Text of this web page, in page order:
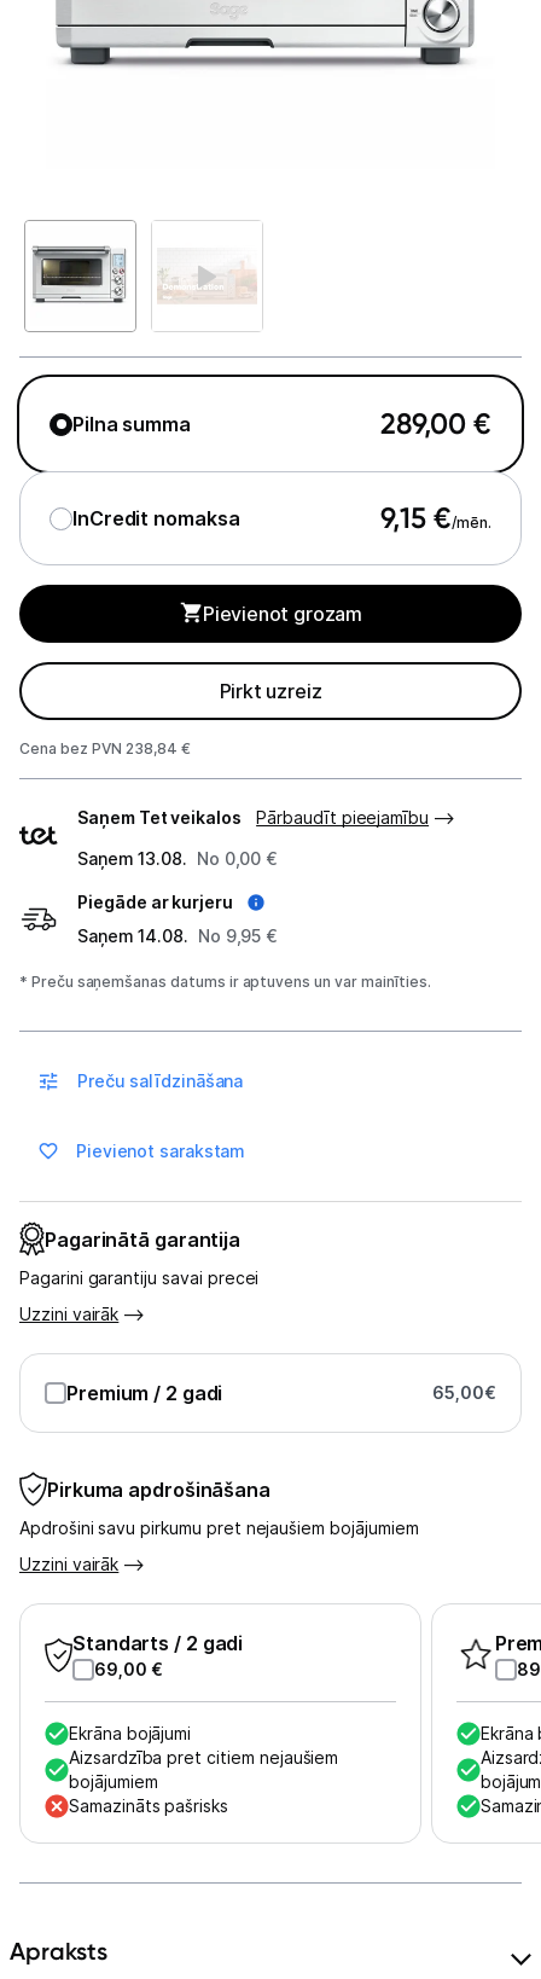
Telefoni, planšetdatori
Viedierīces
Mazā tehnika
Virtuves kombaini
Tosteri
Grili
Sulu spiedes
Gaļas maļamās mašīnas
Maizes krāsnis
Multivārāmie katli
Virtuves svari
Mazās cepeškrāsnis
Mazās plītis
Klimata iekārtas
Skaistumkopšana
Sports un atpūta
Ražotāju atjaunota tehnika
Vēlmju saraksts
Blogs
Pilna summa 289,00 €
InCredit nomaksa 9,15 €/mēn.
Pievienot grozam
Pirkt uzreiz
Cena bez PVN 238,84 €
veidi
Saņem Tet veikalos
Pārbaudīt pieejamību
Saņem 13.08. No 0,00 €
Piegāde ar kurjeru
Saņem 14.08. No 9,95 €
* Preču saņemšanas datums ir aptuvens un var mainīties.
Preču salīdzināšana
Pievienot sarakstam
Pirkuma apdrošināšana
Apdrošini savu pirkumu pret nejaušiem bojājumiem
Uzzini vairāk
Standarts / 2 gadi
69,00 €
Ekrāna bojājumi
Aizsardzība pret citiem nejaušiem
bojājumiem
Samazināts pašrisks
Ekrāna
Pagarinātā garantija
Pagarini garantiju savai precei
Uzzini vairāk
Premium / 2 gadi 65,00€
Apraksts